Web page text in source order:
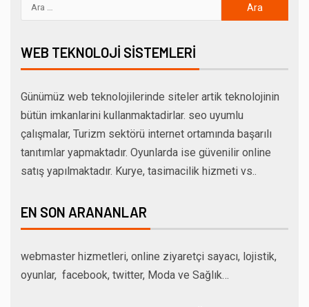
WEB TEKNOLOJI SISTEMLERI
Günümüz web teknolojilerinde siteler artik teknolojinin
bütün imkanlarini kullanmaktadirlar. seo uyumlu
çalışmalar, Turizm sektörü internet ortamında başarılı
tanıtımlar yapmaktadır. Oyunlarda ise güvenilir online
satış yapılmaktadır. Kurye, tasimacilik hizmeti vs..
EN SON ARANANLAR
webmaster hizmetleri, online ziyaretçi sayacı, lojistik,
oyunlar, facebook, twitter, Moda ve Sağlık…